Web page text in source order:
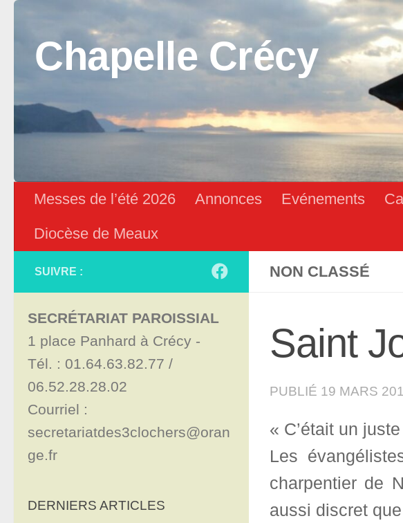
Skip to content
Chapelle Crécy
Messes de l’été 2026 Annonces Evénements
Diocèse de Meaux
NON CLASSÉ
Saint
PUBLIÉ 19 MARS
« C’était un
Les
charpentier de
aussi discret
SUIVRE :
SECRÉTARIAT PAROISSIAL
1 place Panhard à Crécy -
Tél. : 01.64.63.82.77 /
06.52.28.28.02
Courriel :
secretariatdes3clochers@oran
ge.fr
DERNIERS ARTICLES